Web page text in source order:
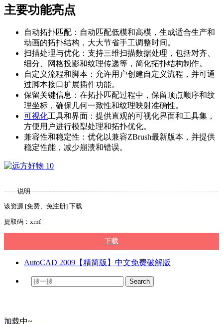
主要功能亮点
自动拓扑匹配：自动匹配低模和高模，生成适合生产和
动画的拓扑结构，大大节省手工调整时间。
扫描处理与优化：支持三维扫描数据处理，包括对齐、
细分、网格投影和纹理传递等，简化拓扑结构制作。
自定义流程和脚本：允许用户创建自定义流程，并可通
过脚本接口扩展插件功能。
保留关键信息：在拓扑匹配过程中，保留顶点顺序和纹
理坐标，确保几何一致性和纹理映射准确性。
可视化工具和界面：提供直观的可视化界面和工具集，
方便用户进行模型处理和拓扑优化。
兼容性和稳定性：优化以兼容ZBrush最新版本，并提供
稳定性能，减少崩溃和错误。
说明
该资源 [免费、免注册] 下载
提取码：xrnf
下载
AutoCAD 2009【精简版】中文免费破解版
加载中~